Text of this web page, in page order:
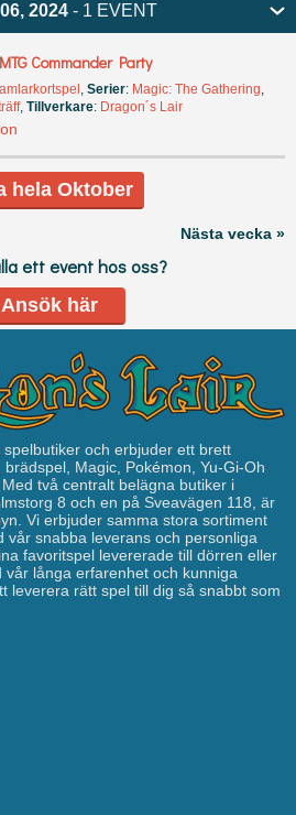
2024 - 1 EVENT
MTG Commander Party
Serier: Magic: The Gathering
, Tillverkare: Dragon´s Lair
hela Oktober
Nästa vecka »
ett event hos oss?
Ansök här
och erbjuder ett brett
Magic, Pokémon, Yu-Gi-Oh
två centralt belägna butiker i
8 och en på Sveavägen 118, är
Vi erbjuder samma stora sortiment
vår snabba leverans och personliga
favoritspel levererade till dörren eller
långa erfarenhet och kunniga
leverera rätt spel till dig så snabbt som